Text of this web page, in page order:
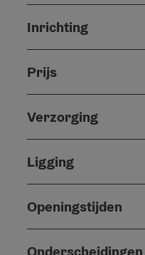
Inrichting
Prijs
Verzorging
Ligging
Openingstijden